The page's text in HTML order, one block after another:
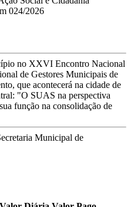
024/2026
no XXVI Encontro Nacional
de Gestores Municipais de
que acontecerá na cidade de
"O SUAS na perspectiva
função na consolidação de
Municipal de